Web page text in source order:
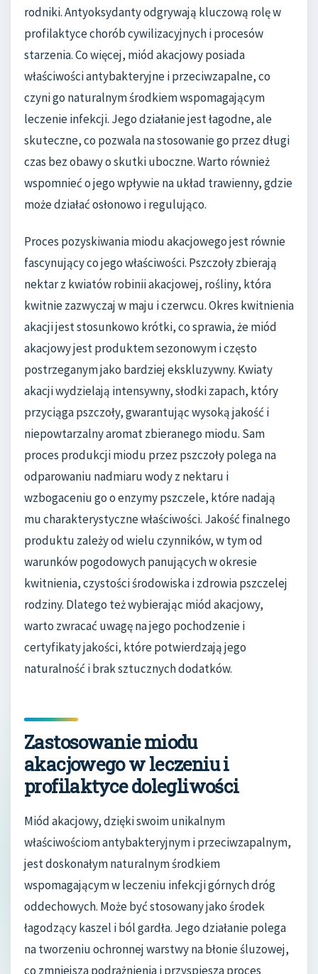
rodniki. Antyoksydanty odgrywają kluczową rolę w
profilaktyce chorób cywilizacyjnych i procesów
starzenia. Co więcej, miód akacjowy posiada
właściwości antybakteryjne i przeciwzapalne, co
czyni go naturalnym środkiem wspomagającym
leczenie infekcji. Jego działanie jest łagodne, ale
skuteczne, co pozwala na stosowanie go przez długi
czas bez obawy o skutki uboczne. Warto również
wspomnieć o jego wpływie na układ trawienny, gdzie
może działać osłonowo i regulująco.
Proces pozyskiwania miodu akacjowego jest równie
fascynujący co jego właściwości. Pszczoły zbierają
nektar z kwiatów robinii akacjowej, rośliny, która
kwitnie zazwyczaj w maju i czerwcu. Okres kwitnienia
akacji jest stosunkowo krótki, co sprawia, że miód
akacjowy jest produktem sezonowym i często
postrzeganym jako bardziej ekskluzywny. Kwiaty
akacji wydzielają intensywny, słodki zapach, który
przyciąga pszczoły, gwarantując wysoką jakość i
niepowtarzalny aromat zbieranego miodu. Sam
proces produkcji miodu przez pszczoły polega na
odparowaniu nadmiaru wody z nektaru i
wzbogaceniu go o enzymy pszczele, które nadają
mu charakterystyczne właściwości. Jakość finalnego
produktu zależy od wielu czynników, w tym od
warunków pogodowych panujących w okresie
kwitnienia, czystości środowiska i zdrowia pszczelej
rodziny. Dlatego też wybierając miód akacjowy,
warto zwracać uwagę na jego pochodzenie i
certyfikaty jakości, które potwierdzają jego
naturalność i brak sztucznych dodatków.
Zastosowanie miodu
akacjowego w leczeniu i
profilaktyce dolegliwości
Miód akacjowy, dzięki swoim unikalnym
właściwościom antybakteryjnym i przeciwzapalnym,
jest doskonałym naturalnym środkiem
wspomagającym w leczeniu infekcji górnych dróg
oddechowych. Może być stosowany jako środek
łagodzący kaszel i ból gardła. Jego działanie polega
na tworzeniu ochronnej warstwy na błonie śluzowej,
co zmniejsza podrażnienia i przyspiesza proces